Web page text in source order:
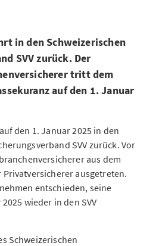
in den Schweizerischen
SVV zurück. Der
tritt dem
auf den 1. Januar
den 1. Januar 2025 in den
SVV zurück. Vor
aus dem
Privatversicherer ausgetreten.
entschieden, seine
wieder in den SVV
Schweizerischen